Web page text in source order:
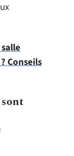
Conseils